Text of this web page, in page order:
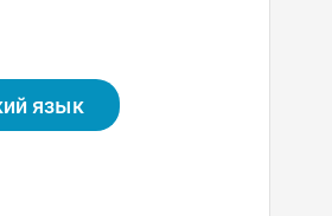
по медицин
соединяют медиц
клиентам наилуч
язык